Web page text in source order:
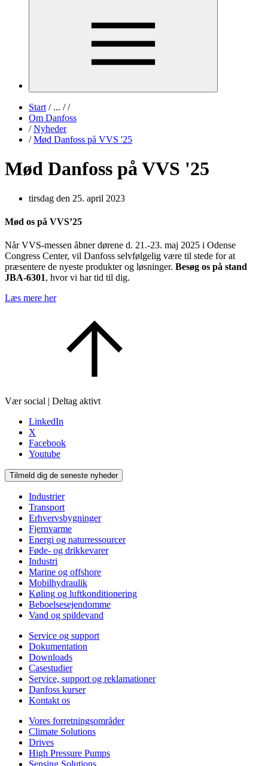
Start /... / /
Om Danfoss
/ Nyheder
/ Mød Danfoss på VVS '25
Mød Danfoss på VVS '25
tirsdag den 25. april 2023
Mød os på VVS’25
Når VVS-messen åbner dørene d. 21.-23. maj 2025 i Odense
Congress Center, vil Danfoss selvfølgelig være til stede for at
præsentere de nyeste produkter og løsninger. Besøg os på stand
JBA-6301, hvor vi har tid til dig.
Læs mere her
Vær social | Deltag aktivt
LinkedIn
X
Facebook
Youtube
Tilmeld dig de seneste nyheder
Industrier
Transport
Erhvervsbygninger
Fjernvarme
Energi og naturressourcer
Føde- og drikkevarer
Industri
Marine og offshore
Mobilhydraulik
Køling og luftkonditionering
Beboelsesejendomme
Vand og spildevand
Service og support
Dokumentation
Downloads
Casestudier
Service, support og reklamationer
Danfoss kurser
Kontakt os
Vores forretningsområder
Climate Solutions
Drives
High Pressure Pumps